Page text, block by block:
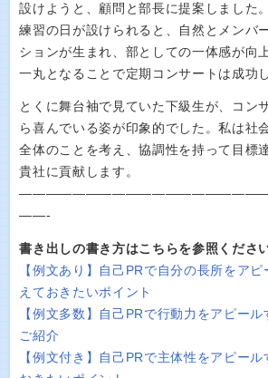
設けようと、顧問と部長に提案しました
練習の日が設けられると、自然とメンバ
ションが生まれ、部としての一体感が向
一丸となることで定期コンサートは成功
とくに舞台袖で見ていた下級生が、コン
ら喜んでいる姿が印象的でした。私は社
全体のことを考え、協調性を持って目標
貴社に貢献します。
——-
書き出しの書き方はこちらを参照くださ
【例文あり】自己PRで自分の長所をア
えておきたいポイント
【例文多数】自己PRで行動力をアピー
ご紹介
【例文付き】自己PRで主体性をアピー